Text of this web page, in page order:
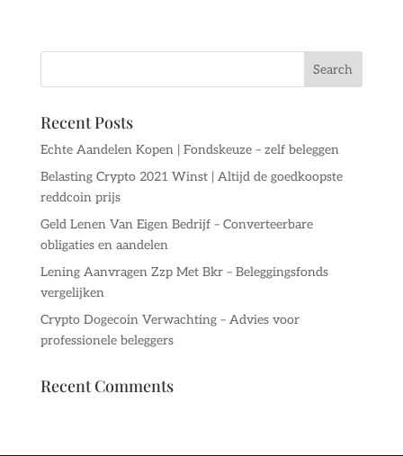
Recent Posts
Echte Aandelen Kopen | Fondskeuze – zelf beleggen
Belasting Crypto 2021 Winst | Altijd de goedkoopste
reddcoin prijs
Geld Lenen Van Eigen Bedrijf – Converteerbare
obligaties en aandelen
Lening Aanvragen Zzp Met Bkr – Beleggingsfonds
vergelijken
Crypto Dogecoin Verwachting – Advies voor
professionele beleggers
Recent Comments